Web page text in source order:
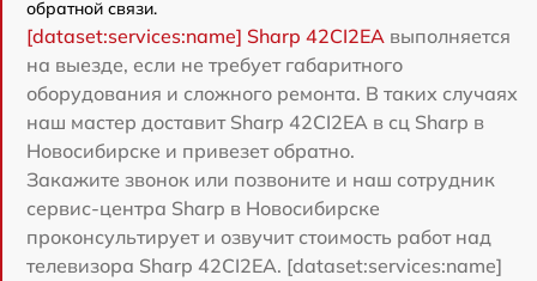
обратной связи.
[dataset:services:name] Sharp 42CI2EA выполняется
на выезде, если не требует габаритного
оборудования и сложного ремонта. В таких случаях
наш мастер доставит Sharp 42CI2EA в сц Sharp в
Новосибирске и привезет обратно.
Закажите звонок или позвоните и наш сотрудник
сервис-центра Sharp в Новосибирске
проконсультирует и озвучит стоимость работ над
телевизора Sharp 42CI2EA. [dataset:services:name]